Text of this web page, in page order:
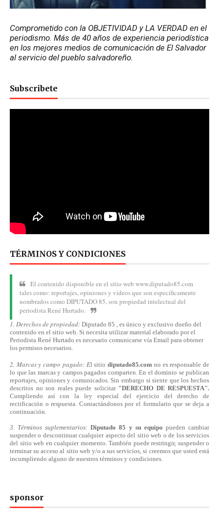
Comprometido con la OBJETIVIDAD y LA VERDAD en el
periodismo. Más de 40 años de experiencia periodística
en los mejores medios de comunicación de El Salvador
al servicio del pueblo salvadoreño.
Subscribete
TÉRMINOS Y CONDICIONES
El contenido disponible en el sitio web www.diputado85.com
tales como: reportajes, opiniones y vídeos que son específicamente
nombrados como DIPUTADO 85, son propiedad intelectual del
periodista René Hurtado.
1. Derechos de propiedad: Diputado 85 , es único y exclusivo dueño del
contenido en el sitio web. Si necesita utilizar material elaborado por el
Periodista René Hurtado es necesario comunicarse vía Email para obtener
los permisos necesarios.
2. Marcas y campo pagado: El sitiodiputado85.com no es responsable de
lo que las marcas y campos pagados comparten. En el dominio se publican
reportajes, opiniones y comunicados. Sin embargo si siente que los hechos
descritos no son reales puede solicitar "DERECHO DE RESPUESTA".
Cumpliendo asícon la ley especial del ejercicio del derecho de
rectificación o respuesta. Contactándonospor el formulario que se deja a
continuación.
3. Términos suplementarios:Diputado 85 y su equipo pueden cambiar
suspender o descontinuar cualquier aspecto del sitio web o de los servicios
del sitio web en cualquier momento. También puede restringir, suspender o
terminar su acceso al sitio web y/o a sus servicios, si creemos que usted está
incumpliendo alguno de nuestros términos y condiciones.
sponsor